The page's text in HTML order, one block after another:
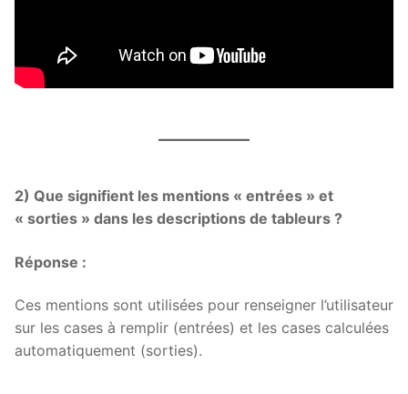
2) Que signifient les mentions « entrées » et
« sorties » dans les descriptions de tableurs ?
Réponse :
Ces mentions sont utilisées pour renseigner l’utilisateur
sur les cases à remplir (entrées) et les cases calculées
automatiquement (sorties).